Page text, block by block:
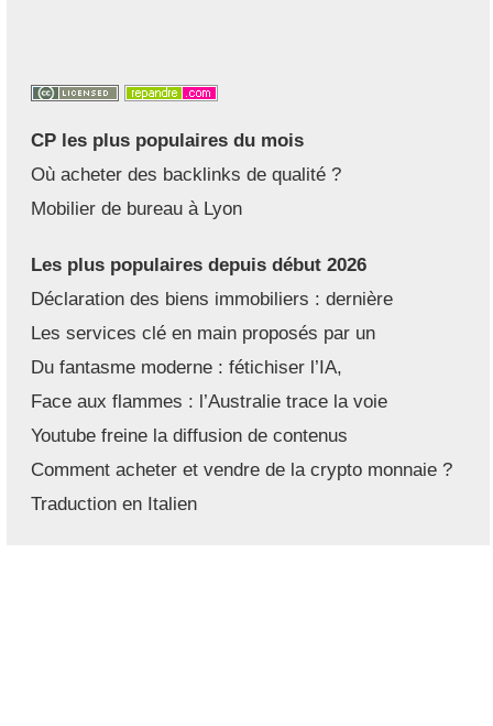
CP les plus populaires du mois
Où acheter des backlinks de qualité ?
Mobilier de bureau à Lyon
Les plus populaires depuis début 2026
Déclaration des biens immobiliers : dernière
Les services clé en main proposés par un
Du fantasme moderne : fétichiser l’IA,
Face aux flammes : l’Australie trace la voie
Youtube freine la diffusion de contenus
Comment acheter et vendre de la crypto monnaie ?
Traduction en Italien